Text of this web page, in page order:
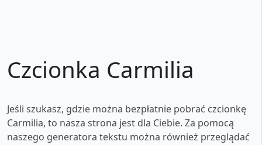
Czcionka Carmilia
Jeśli szukasz, gdzie można bezpłatnie pobrać czcionkę
Carmilia, to nasza strona jest dla Ciebie. Za pomocą
naszego generatora tekstu można również przeglądać